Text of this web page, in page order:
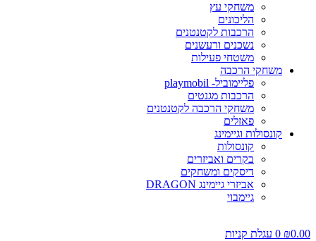
משחקי עץ
הליכונים
הרכבות לקטנטנים
נשכנים ורעשנים
משטחי פעילות
משחקי הרכבה
פליימוביל- playmobil
הרכבות מגנטים
משחקי הרכבה לקטנטנים
פאזלים
קונסולות וגיימינג
קונסולות
בקרים ואביזרים
דיסקים ומשחקים
אביזרי גיימינג DRAGON
גיימבוי
₪0.00
0 עגלת קניות